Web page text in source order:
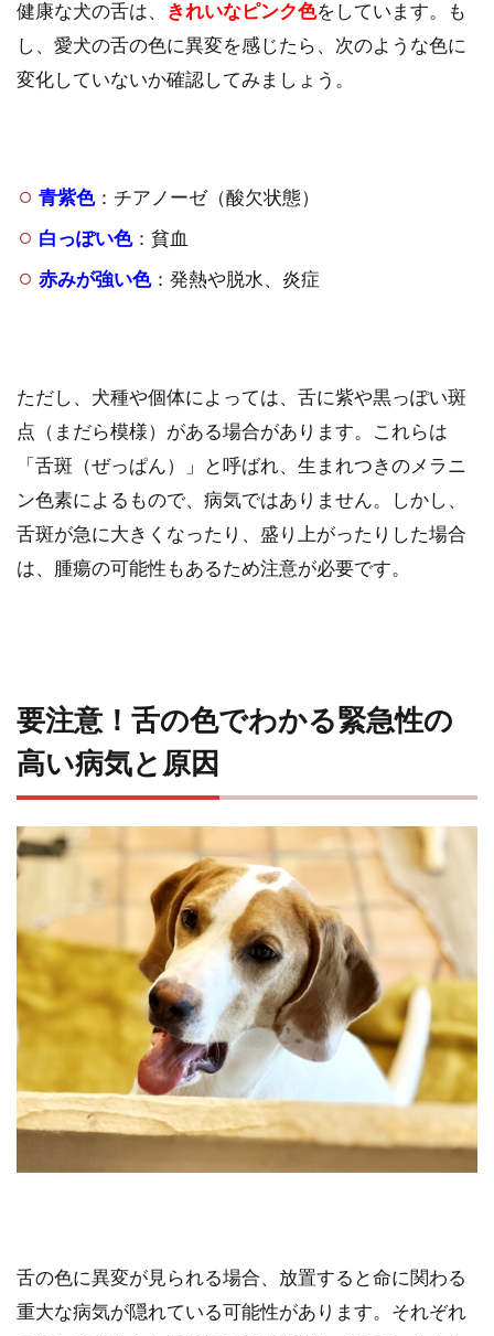
健康な犬の舌は、 きれいなピンク色をしています。も
し、愛犬の舌の色に異変を感じたら、次のような色に
変化していないか確認してみましょう。
青紫色：チアノーゼ（酸欠状態）
白っぽい色：貧血
赤みが強い色：発熱や脱水、炎症
ただし、犬種や個体によっては、舌に紫や黒っぽい斑
点（まだら模様）がある場合があります。これらは
「舌斑（ぜっぱん）」と呼ばれ、生まれつきのメラニ
ン色素によるもので、病気ではありません。しかし、
舌斑が急に大きくなったり、盛り上がったりした場合
は、腫瘍の可能性もあるため注意が必要です。
要注意！舌の色でわかる緊急性の
高い病気と原因
舌の色に異変が見られる場合、放置すると命に関わる
重大な病気が隠れている可能性があります。それぞれ